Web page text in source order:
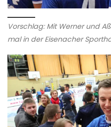
Vorschlag: Mit Werner und
mal in der Eisenacher